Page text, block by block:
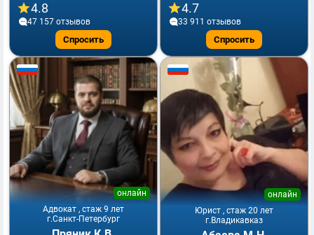
4.8
47 157 отзывов
Спросить
4.7
33 911 отзывов
Спросить
Адвокат , стаж 9 лет
онлайн
г.Санкт-Петербург
Юрист , стаж 20 лет
онлайн
г.Владикавказ